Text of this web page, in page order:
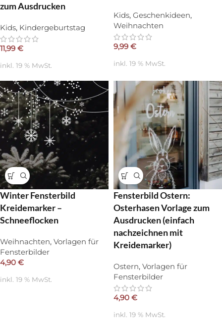
zum Ausdrucken
Kids, Kindergeburtstag
11,99 €
inkl. 19 % MwSt.
Kids, Geschenkideen,
Weihnachten
9,99 €
inkl. 19 % MwSt.
Winter Fensterbild
Kreidemarker –
Schneeflocken
Weihnachten, Vorlagen für
Fensterbilder
4,90 €
inkl. 19 % MwSt.
Fensterbild Ostern:
Osterhasen Vorlage zum
Ausdrucken (einfach
nachzeichnen mit
Kreidemarker)
Ostern, Vorlagen für
Fensterbilder
4,90 €
inkl. 19 % MwSt.